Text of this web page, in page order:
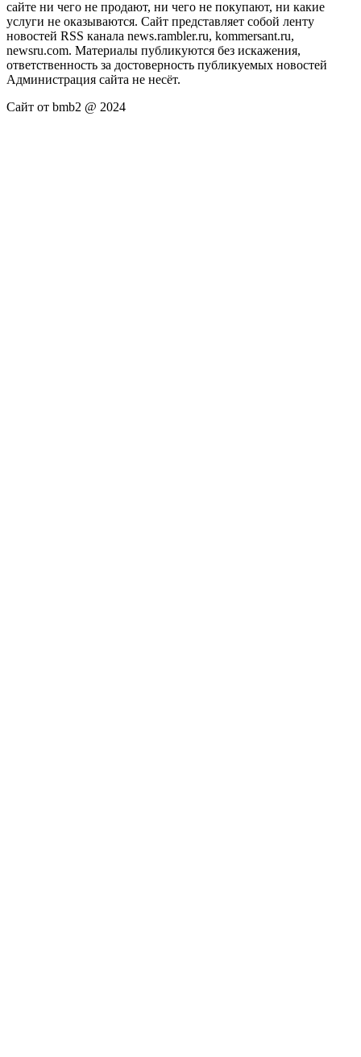
сайте ни чего не продают, ни чего не покупают, ни какие
услуги не оказываются. Сайт представляет собой ленту
новостей RSS канала news.rambler.ru, kommersant.ru,
newsru.com. Материалы публикуются без искажения,
ответственность за достоверность публикуемых новостей
Администрация сайта не несёт.
Сайт от bmb2 @ 2024